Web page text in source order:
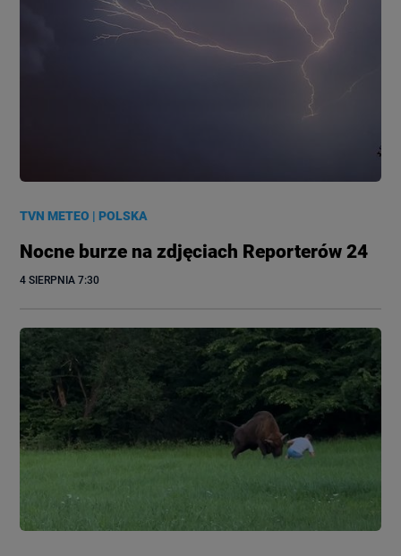
TVN METEO |POLSKA
Nocne burze na zdjęciach Reporterów 24
4 SIERPNIA 7:30